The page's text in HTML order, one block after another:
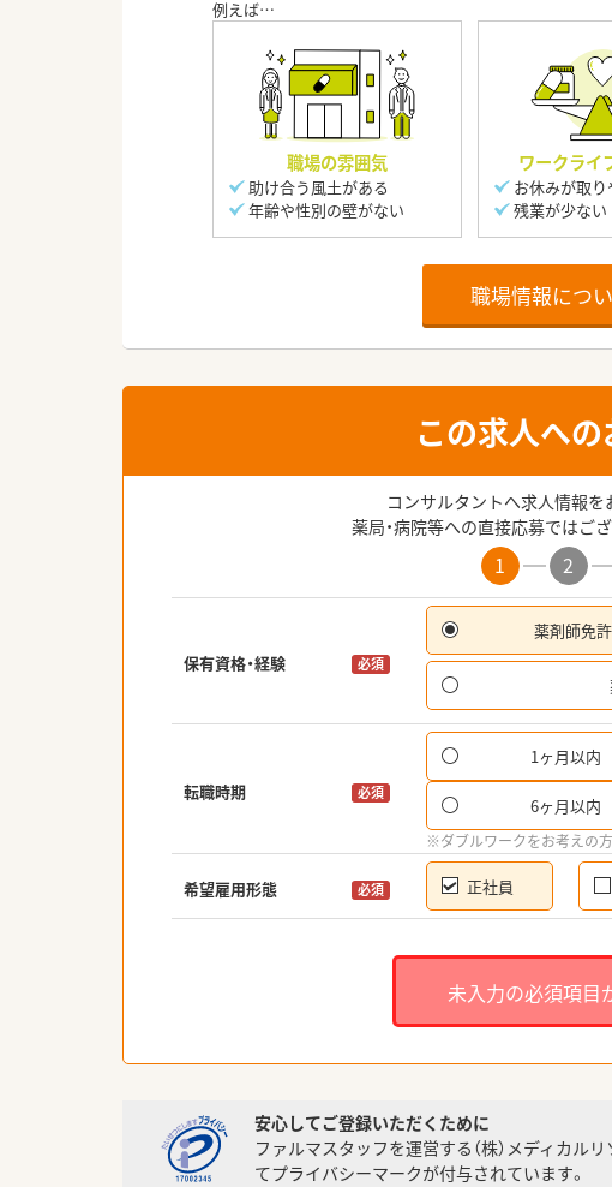
職場の雰囲気
助け合う風土がある
年齢や性別の壁がない
ワークライ
お休みが取り
残業が少ない
職場情報につ
この求人へ
コンサルタントへ求人情報を
薬局・病院等への直接応募ではご
1 2
保有資格・経験 必須
薬剤師免許
転職時期 必須
1ヶ月以内
6ヶ月以内
※ダブルワークをお考えの
希望雇用形態 必須 正社員
未入力の必須項目
安心してご登録いただくために
ファルマスタッフを運営する（株）メディカル
てプライバシーマークが付与されています。